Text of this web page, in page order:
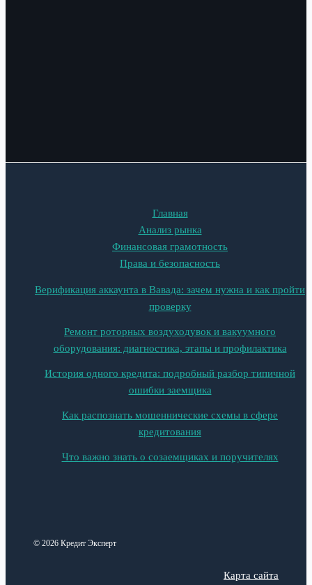
Главная
Анализ рынка
Финансовая грамотность
Права и безопасность
Верификация аккаунта в Вавада: зачем нужна и как пройти
проверку
Ремонт роторных воздуходувок и вакуумного
оборудования: диагностика, этапы и профилактика
История одного кредита: подробный разбор типичной
ошибки заемщика
Как распознать мошеннические схемы в сфере
кредитования
Что важно знать о созаемщиках и поручителях
© 2026 Кредит Эксперт
Карта сайта